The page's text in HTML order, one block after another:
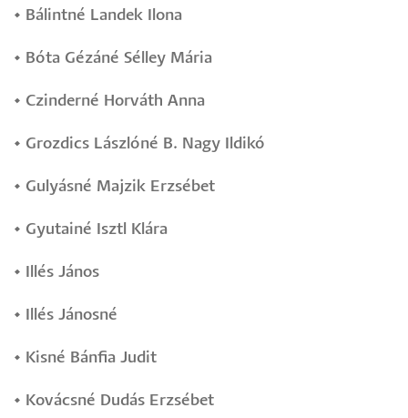
• Bálintné Landek Ilona
• Bóta Gézáné Sélley Mária
• Czinderné Horváth Anna
• Grozdics Lászlóné B. Nagy Ildikó
• Gulyásné Majzik Erzsébet
• Gyutainé Isztl Klára
• Illés János
• Illés Jánosné
• Kisné Bánfia Judit
• Kovácsné Dudás Erzsébet